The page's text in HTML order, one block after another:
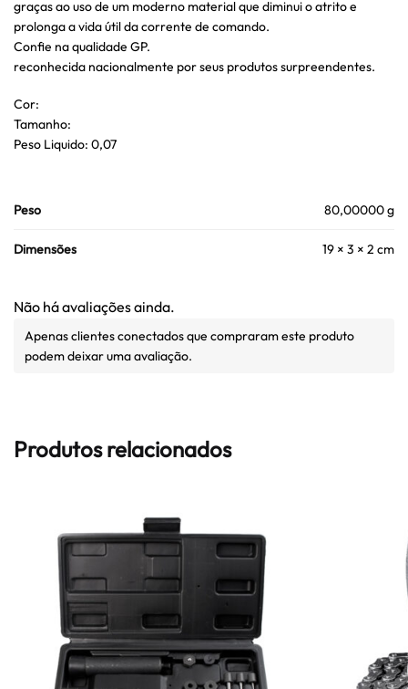
graças ao uso de um moderno material que diminui o atrito e
prolonga a vida útil da corrente de comando.
Confie na qualidade GP.
reconhecida nacionalmente por seus produtos surpreendentes.
Cor:
Tamanho:
Peso Liquido: 0,07
Peso 80,00000 g
Dimensões 19 × 3 × 2 cm
Não há avaliações ainda.
Apenas clientes conectados que compraram este produto
podem deixar uma avaliação.
Produtos relacionados